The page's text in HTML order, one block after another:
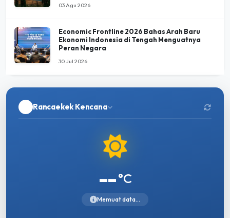
03 Agu 2026
Economic Frontline 2026 Bahas Arah Baru
Ekonomi Indonesia di Tengah Menguatnya
Peran Negara
30 Jul 2026
Rancaekek Kencana
--°C
Memuat data...